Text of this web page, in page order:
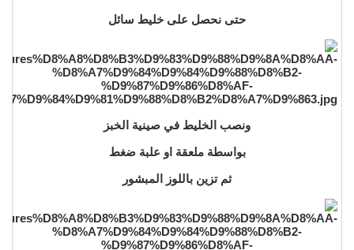
حتى نحصل على خليط سائل
ونصب الخليط في صينية الخبز
بواسطة ملعقة او علبة ضغط
ثم تزين باللوز المبشور